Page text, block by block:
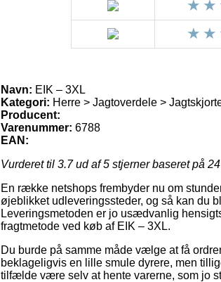
Navn: EIK – 3XL
Kategori: Herre > Jagtoverdele >
Producent:
Varenummer: 6788
EAN:
Vurderet til 3.7ud af 5 stjerner baseret på 24
En række netshops frembyder nu om
øjeblikket udleveringssteder, og så kan du
Leveringsmetoden er jo usædvanlig
fragtmetode ved køb af EIK – 3XL.
Du burde på samme måde vælge at få
beklageligvis en lille smule dyrere, men
tilfælde være selv at hente varerne, som jo